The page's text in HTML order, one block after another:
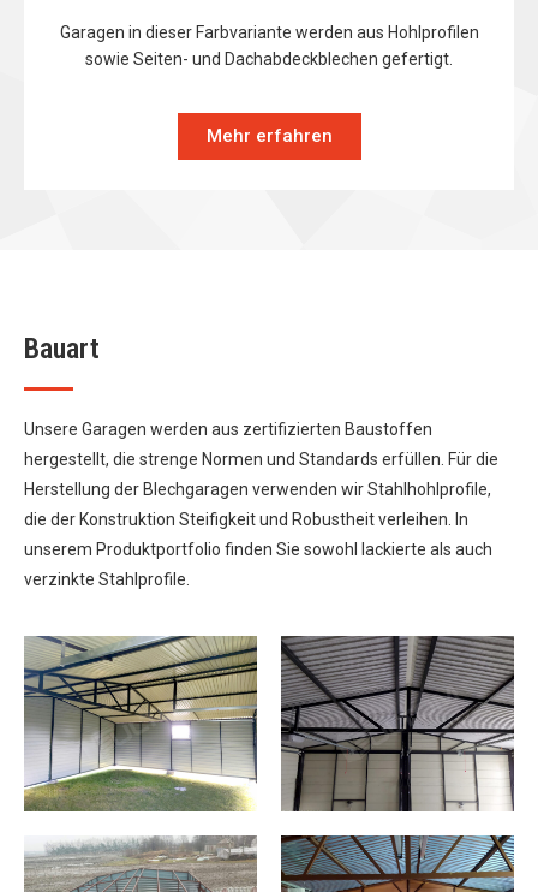
Garagen in dieser Farbvariante werden aus Hohlprofilen
sowie Seiten- und Dachabdeckblechen gefertigt.
Mehr erfahren
Bauart
Unsere Garagen werden aus zertifizierten Baustoffen
hergestellt, die strenge Normen und Standards erfüllen. Für die
Herstellung der Blechgaragen verwenden wir Stahlhohlprofile,
die der Konstruktion Steifigkeit und Robustheit verleihen. In
unserem Produktportfolio finden Sie sowohl lackierte als auch
verzinkte Stahlprofile.